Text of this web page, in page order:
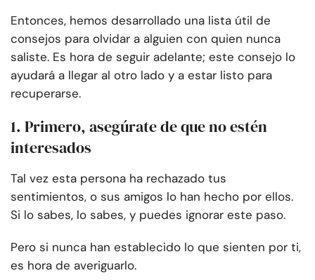
Entonces, hemos desarrollado una lista útil de
consejos para olvidar a alguien con quien nunca
saliste. Es hora de seguir adelante; este consejo lo
ayudará a llegar al otro lado y a estar listo para
recuperarse.
1. Primero, asegúrate de que no estén
interesados
Tal vez esta persona ha rechazado tus
sentimientos, o sus amigos lo han hecho por ellos.
Si lo sabes, lo sabes, y puedes ignorar este paso.
Pero si nunca han establecido lo que sienten por ti,
es hora de averiguarlo.